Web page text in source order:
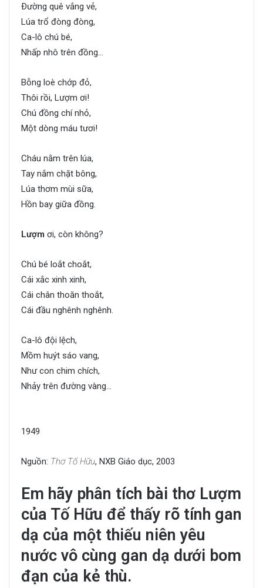
Ðường quê vắng vẻ,
Lúa trổ đòng đòng,
Ca-lô chú bé,
Nhấp nhô trên đồng…
Bỗng loè chớp đỏ,
Thôi rồi, Lượm ơi!
Chú đồng chí nhỏ,
Một dòng máu tươi!
Cháu nằm trên lúa,
Tay nắm chặt bông,
Lúa thơm mùi sữa,
Hồn bay giữa đồng.
Lượm ơi, còn không?
Chú bé loắt choắt,
Cái xắc xinh xinh,
Cái chân thoăn thoắt,
Cái đầu nghênh nghênh.
Ca-lô đội lệch,
Mồm huýt sáo vang,
Như con chim chích,
Nhảy trên đường vàng…
1949
Nguồn: Thơ Tố Hữu, NXB Giáo dục, 2003
Em hãy phân tích bài thơ Lượm
của Tố Hữu để thấy rõ tính gan
dạ của một thiếu niên yêu
nước vô cùng gan dạ dưới bom
đạn của kẻ thù.